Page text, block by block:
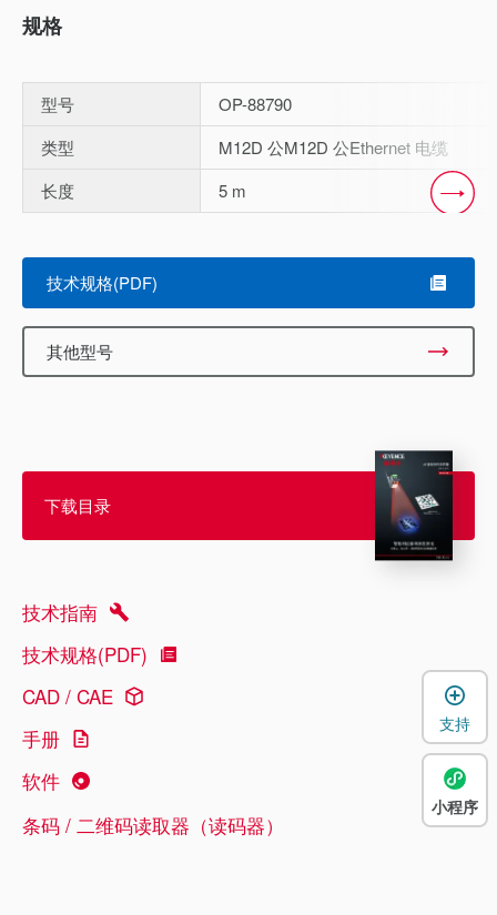
规格
型号
OP-88790
类型
M12D 公M12D 公Ethernet 电缆
长度
5 m
技术规格(PDF)
其他型号
下载目录
技术指南
技术规格(PDF)
CAD / CAE
手册
软件
条码 / 二维码读取器（读码器）
支持
小程序